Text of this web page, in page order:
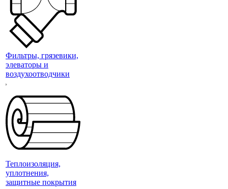
Фильтры, грязевики,
элеваторы и
воздухоотводчики
Теплоизоляция,
уплотнения,
защитные покрытия